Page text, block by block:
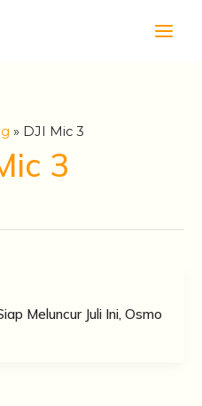
DJI Mic 3
3
Meluncur Juli Ini, Osmo